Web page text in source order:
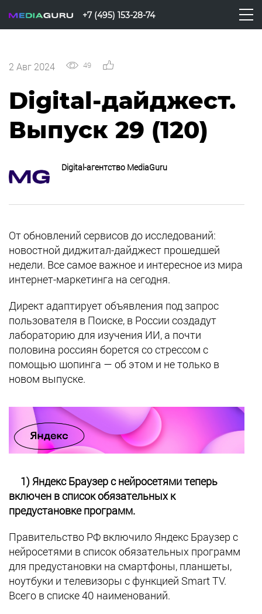
+7 (495) 153-28-74
2 Авг 2024 49
Digital-дайджест.
Выпуск 29 (120)
Digital-агентство MediaGuru
От обновлений сервисов до исследований:
новостной диджитал-дайджест прошедшей
недели. Все самое важное и интересное из мира
интернет-маркетинга на сегодня.
Директ адаптирует объявления под запрос
пользователя в Поиске, в России создадут
лабораторию для изучения ИИ, а почти
половина россиян борется со стрессом с
помощью шопинга — об этом и не только в
новом выпуске.
1) Яндекс Браузер с нейросетями теперь
включен в список обязательных к
предустановке программ.
Правительство РФ включило Яндекс Браузер с
нейросетями в список обязательных программ
для предустановки на смартфоны, планшеты,
ноутбуки и телевизоры с функцией Smart TV.
Всего в списке 40 наименований.